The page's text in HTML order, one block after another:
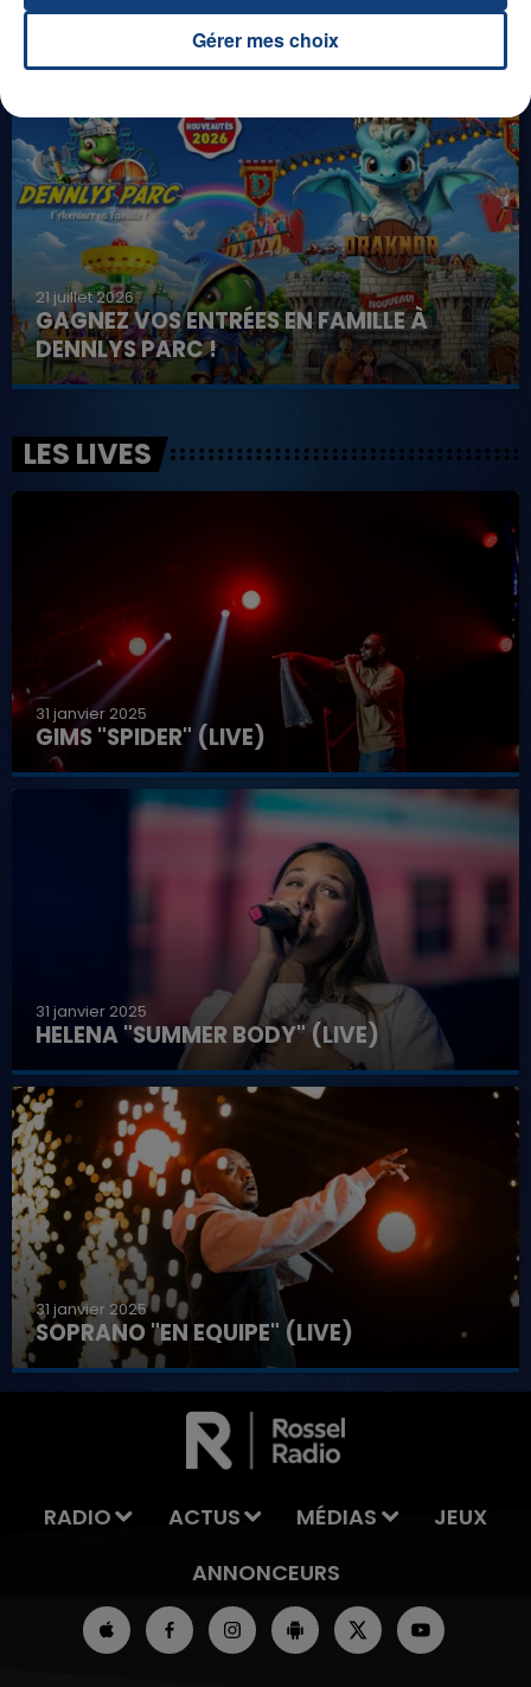
LA TEAM DE L'ÉTÉ
GAGNEZ VOS ENTRÉES POUR TOUTE LA
FAMILLE À PLOPSAQUA !
21 juillet 2026
GAGNEZ VOS ENTRÉES EN FAMILLE À
DENNLYS PARC !
LES LIVES
31 janvier 2025
GIMS "SPIDER" (LIVE)
31 janvier 2025
HELENA "SUMMER BODY" (LIVE)
31 janvier 2025
SOPRANO "EN EQUIPE" (LIVE)
RADIO ACTUS MÉDIAS
JEUX
ANNONCEURS
Gérer mes choix